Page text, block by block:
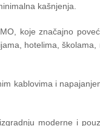
kašnjenja.
koje značajno
hotelima,
kablovima i
moderne i